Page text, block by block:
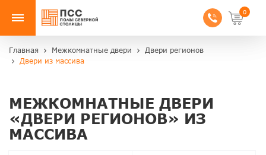
0
Главная Межкомнатные двери
Двери регионов
Двери из массива
МЕЖКОМНАТНЫЕ ДВЕРИ
«ДВЕРИ РЕГИОНОВ» ИЗ
МАССИВА